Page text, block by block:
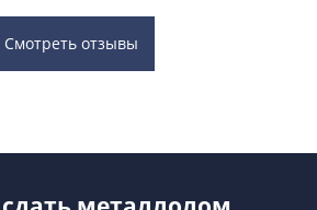
Смотреть отзывы